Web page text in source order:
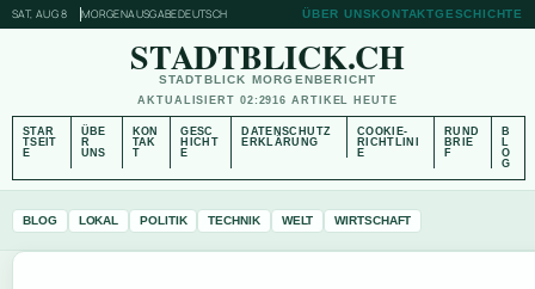
SAT, AUG 8 MORGENAUSGABEDEUTSCH ÜBER UNSKONTAKTGESCHICHTE
STADTBLICK.CH
STADTBLICK MORGENBERICHT
AKTUALISIERT 02:2916 ARTIKEL HEUTE
STAR
TSEIT
E
ÜBE
R
UNS
KON
TAK
T
GESC
HICHT
E
DATENSCHUTZ
ERKLÄRUNG
COOKIE-
RICHTLINI
E
RUND
BRIE
F
B
L
O
G
BLOG LOKAL POLITIK TECHNIK WELT WIRTSCHAFT